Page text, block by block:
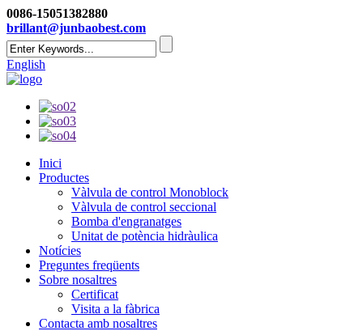
0086-15051382880
brillant@junbaobest.com
English
Inici
Productes
Vàlvula de control Monoblock
Vàlvula de control seccional
Bomba d'engranatges
Unitat de potència hidràulica
Notícies
Preguntes freqüents
Sobre nosaltres
Certificat
Visita a la fàbrica
Contacta amb nosaltres